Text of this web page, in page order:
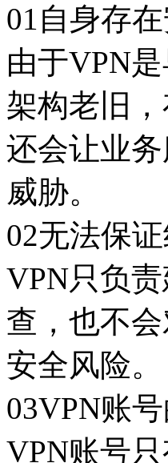
01自身存
由于VPN
架构老旧
还会让业
威胁。
02无法保
VPN只负
查，也不
安全风险。
03VPN账
VPN账号